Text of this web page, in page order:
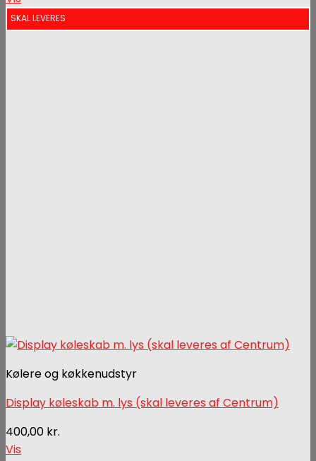
SKAL LEVERES
Kølere og køkkenudstyr
Display køleskab m. lys (skal leveres af Centrum)
400,00 kr.
Vis